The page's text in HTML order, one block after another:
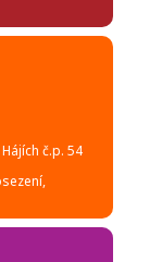
č.p. 54